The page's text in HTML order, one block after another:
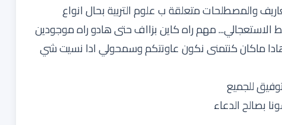
والمصطلحات متعلقة ب علوم التربية بحال انواع
الاستعجالي... مهم راه كاين بزااف حتى هادو راه موجودين
ماكان كنتمنى نكون عاونتكم وسمحولي ادا نسيت شي
للجميع
بصالح الدعاء